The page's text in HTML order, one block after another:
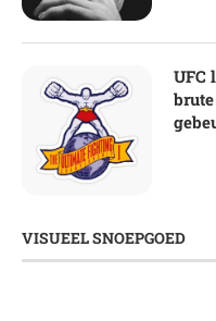
UFC
VISUEEL SNOEPGOED